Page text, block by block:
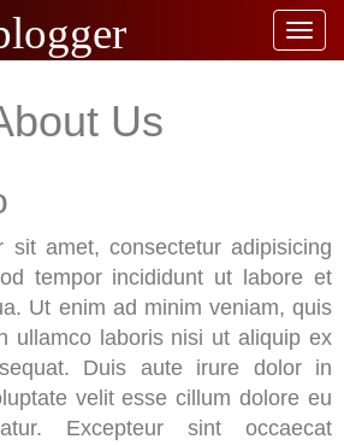
Us
sit amet, consectetur adipisicing
tempor incididunt ut labore et
Ut enim ad minim veniam, quis
ullamco laboris nisi ut aliquip ex
Duis aute irure dolor in
velit esse cillum dolore eu
Excepteur sint occaecat